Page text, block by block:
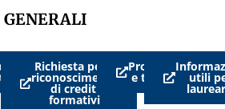
GENERALI
tirocini
Richiesta per il
riconoscimento
di crediti
formativi
Procedure
e termini utili